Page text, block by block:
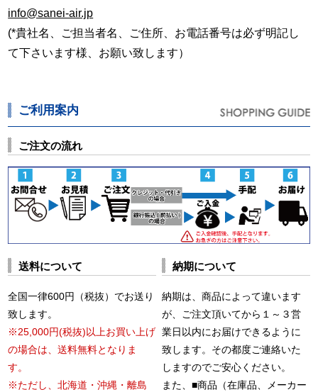
info@sanei-air.jp
(*貴社名、ご担当者名、ご住所、お電話番号は必ず明記し
て下さいます様、お願い致します）
ご利用案内
ご注文の流れ
送料について
全国一律600円（税抜）でお送り
致します。
※25,000円(税抜)以上お買い上げ
の場合は、送料無料となりま
す。
※ただし、北海道・沖縄・離島
納期について
納期は、商品によって違います
が、ご注文頂いてから１～３営
業日以内にお届けできるように
致します。その都度ご連絡いた
しますのでご安心ください。
また、■商品（在庫品、メーカー